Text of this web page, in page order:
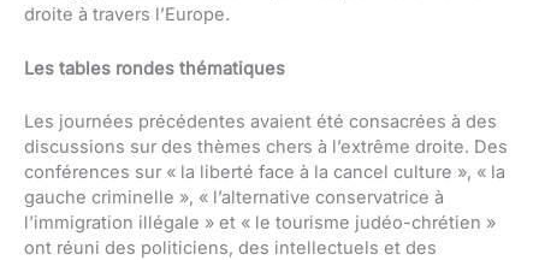
droite à travers l’Europe.
Les tables rondes thématiques
Les journées précédentes avaient été consacrées à des
discussions sur des thèmes chers à l’extrême droite. Des
conférences sur « la liberté face à la cancel culture », « la
gauche criminelle », « l’alternative conservatrice à
l’immigration illégale » et « le tourisme judéo-chrétien »
ont réuni des politiciens, des intellectuels et des